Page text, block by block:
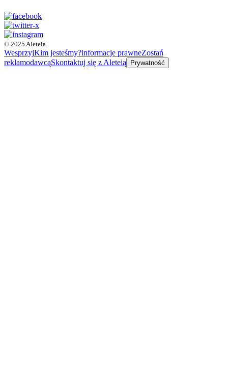
© 2025 Aleteia
WesprzyjKim jesteśmy?informacje prawneZostań
reklamodawcąSkontaktuj się z Aleteią Prywatność